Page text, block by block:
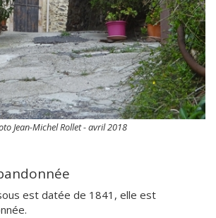
Jean-Michel Rollet - avril 2018
est datée de 1841, elle est